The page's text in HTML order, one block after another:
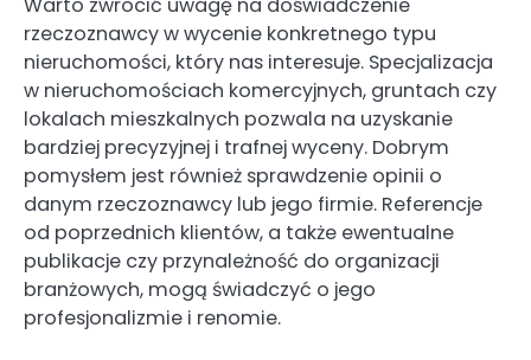
Warto zwrócić uwagę na doświadczenie
rzeczoznawcy w wycenie konkretnego typu
nieruchomości, który nas interesuje. Specjalizacja
w nieruchomościach komercyjnych, gruntach czy
lokalach mieszkalnych pozwala na uzyskanie
bardziej precyzyjnej i trafnej wyceny. Dobrym
pomysłem jest również sprawdzenie opinii o
danym rzeczoznawcy lub jego firmie. Referencje
od poprzednich klientów, a także ewentualne
publikacje czy przynależność do organizacji
branżowych, mogą świadczyć o jego
profesjonalizmie i renomie.